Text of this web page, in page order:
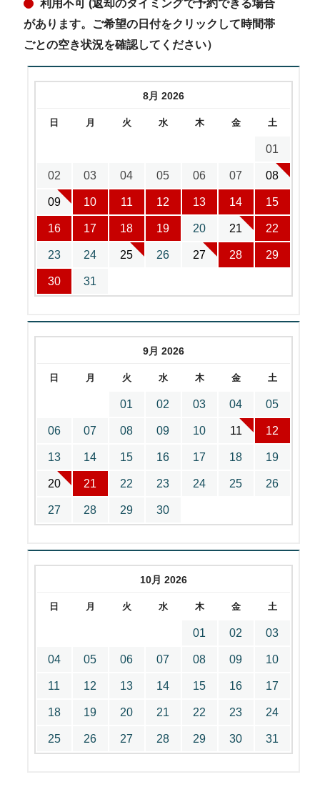
利用不可 (返却のタイミングで予約できる場合
があります。ご希望の日付をクリックして時間帯
ごとの空き状況を確認してください）
8月 2026
日 月 火 水 木 金 土
01
02 03 04 05 06 07 08
09 10 11 12 13 14 15
16 17 18 19 20 21 22
23 24 25 26 27 28 29
30 31
9月 2026
日 月 火 水 木 金 土
01 02 03 04 05
06 07 08 09 10 11 12
13 14 15 16 17 18 19
20 21 22 23 24 25 26
27 28 29 30
10月 2026
日 月 火 水 木 金 土
01 02 03
04 05 06 07 08 09 10
11 12 13 14 15 16 17
18 19 20 21 22 23 24
25 26 27 28 29 30 31